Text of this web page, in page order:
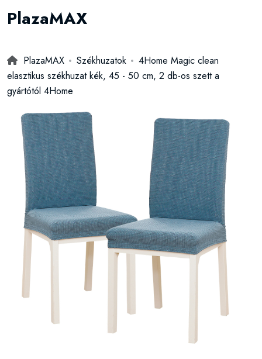
PlazaMAX
PlazaMAX Székhuzatok
4Home Magic clean
elasztikus székhuzat kék, 45 - 50 cm, 2 db-os szett a
gyártótól 4Home